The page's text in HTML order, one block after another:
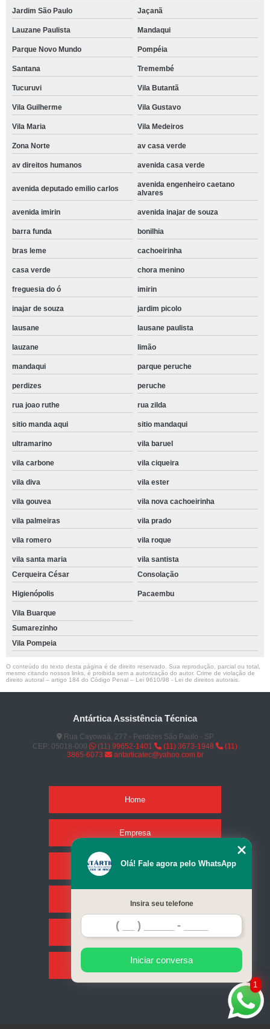
Jardim São Paulo Jaçanã
Lauzane Paulista Mandaqui
Parque Novo Mundo Pompéia
Santana Tremembé
Tucuruvi Vila Butantã
Vila Guilherme Vila Gustavo
Vila Maria Vila Medeiros
Zona Norte av casa verde
av direitos humanos avenida casa verde
avenida deputado emilio carlos
avenida engenheiro caetano
alvares
avenida imirin avenida inajar de souza
barra funda bonilhia
bras leme cachoeirinha
casa verde chora menino
freguesia do ó imirin
inajar de souza jardim picolo
lausane lausane paulista
lauzane limão
mandaqui parque peruche
perdizes peruche
rua joao ruthe rua zilda
sitio manda aqui sitio mandaqui
ultramarino vila baruel
vila carbone vila ciqueira
vila diva vila ester
vila gouvea vila nova cachoeirinha
vila palmeiras vila prado
vila romero vila roque
vila santa maria
vila santista
Cerqueira César
Consolação
Higienópolis Pacaembu
Vila Buarque
Sumarezinho
Vila Pompeia
O conteúdo do texto desta página é de direito reservado. Sua reprodução, parcial ou total,
mesmo citando nossos links, é proibida sem a autorização do autor. Crime de violação de
direito autoral – artigo 184 do Código Penal – Lei 9610/98 - Lei de direitos autorais
Antártica Assistência Técnica
Rua Cayowaá, 277 - Perdizes São Paulo - SP
CEP: 05018-000
(11) 99652-1401 (11) 3673-1948
(11)
3865-6073
antarticatec@yahoo.com.br
Home
Empresa
Missão
Serviços
Contato
Mapa do site
1
Olá! Fale agora pelo WhatsApp
Insira seu telefone
Iniciar conversa